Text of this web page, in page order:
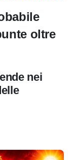
oltre
nei